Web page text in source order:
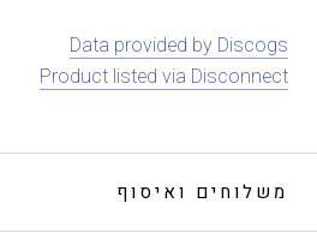
Data provided by Discogs
Product listed via Disconnect
משלוחים ואיסוף